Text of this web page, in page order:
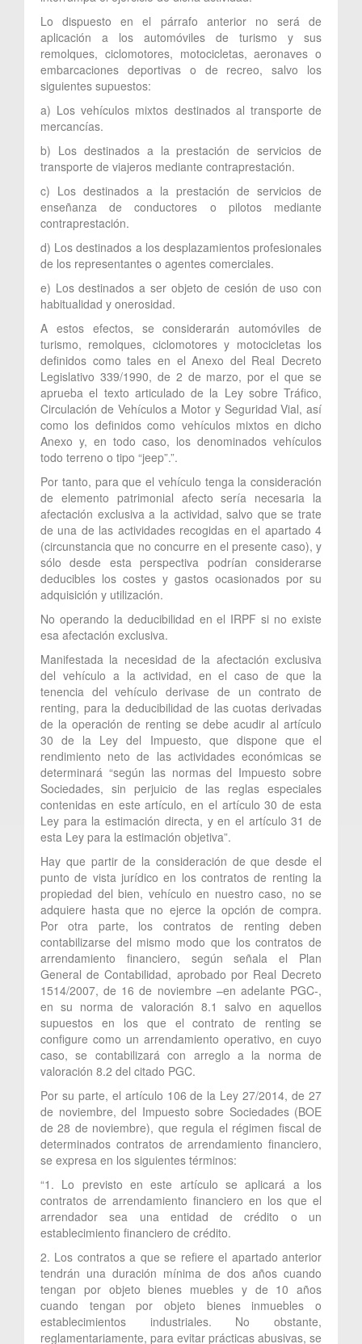
Lo dispuesto en el párrafo anterior no será de
aplicación a los automóviles de turismo y sus
remolques, ciclomotores, motocicletas, aeronaves o
embarcaciones deportivas o de recreo, salvo los
siguientes supuestos:
a) Los vehículos mixtos destinados al transporte de
mercancías.
b) Los destinados a la prestación de servicios de
transporte de viajeros mediante contraprestación.
c) Los destinados a la prestación de servicios de
enseñanza de conductores o pilotos mediante
contraprestación.
d) Los destinados a los desplazamientos profesionales
de los representantes o agentes comerciales.
e) Los destinados a ser objeto de cesión de uso con
habitualidad y onerosidad.
A estos efectos, se considerarán automóviles de
turismo, remolques, ciclomotores y motocicletas los
definidos como tales en el Anexo del Real Decreto
Legislativo 339/1990, de 2 de marzo, por el que se
aprueba el texto articulado de la Ley sobre Tráfico,
Circulación de Vehículos a Motor y Seguridad Vial, así
como los definidos como vehículos mixtos en dicho
Anexo y, en todo caso, los denominados vehículos
todo terreno o tipo “jeep”.”.
Por tanto, para que el vehículo tenga la consideración
de elemento patrimonial afecto sería necesaria la
afectación exclusiva a la actividad, salvo que se trate
de una de las actividades recogidas en el apartado 4
(circunstancia que no concurre en el presente caso), y
sólo desde esta perspectiva podrían considerarse
deducibles los costes y gastos ocasionados por su
adquisición y utilización.
No operando la deducibilidad en el IRPF si no existe
esa afectación exclusiva.
Manifestada la necesidad de la afectación exclusiva
del vehículo a la actividad, en el caso de que la
tenencia del vehículo derivase de un contrato de
renting, para la deducibilidad de las cuotas derivadas
de la operación de renting se debe acudir al artículo
30 de la Ley del Impuesto, que dispone que el
rendimiento neto de las actividades económicas se
determinará “según las normas del Impuesto sobre
Sociedades, sin perjuicio de las reglas especiales
contenidas en este artículo, en el artículo 30 de esta
Ley para la estimación directa, y en el artículo 31 de
esta Ley para la estimación objetiva”.
Hay que partir de la consideración de que desde el
punto de vista jurídico en los contratos de renting la
propiedad del bien, vehículo en nuestro caso, no se
adquiere hasta que no ejerce la opción de compra.
Por otra parte, los contratos de renting deben
contabilizarse del mismo modo que los contratos de
arrendamiento financiero, según señala el Plan
General de Contabilidad, aprobado por Real Decreto
1514/2007, de 16 de noviembre –en adelante PGC-,
en su norma de valoración 8.1 salvo en aquellos
supuestos en los que el contrato de renting se
configure como un arrendamiento operativo, en cuyo
caso, se contabilizará con arreglo a la norma de
valoración 8.2 del citado PGC.
Por su parte, el artículo 106 de la Ley 27/2014, de 27
de noviembre, del Impuesto sobre Sociedades (BOE
de 28 de noviembre), que regula el régimen fiscal de
determinados contratos de arrendamiento financiero,
se expresa en los siguientes términos:
“1. Lo previsto en este artículo se aplicará a los
contratos de arrendamiento financiero en los que el
arrendador sea una entidad de crédito o un
establecimiento financiero de crédito.
2. Los contratos a que se refiere el apartado anterior
tendrán una duración mínima de dos años cuando
tengan por objeto bienes muebles y de 10 años
cuando tengan por objeto bienes inmuebles o
establecimientos industriales. No obstante,
reglamentariamente, para evitar prácticas abusivas, se